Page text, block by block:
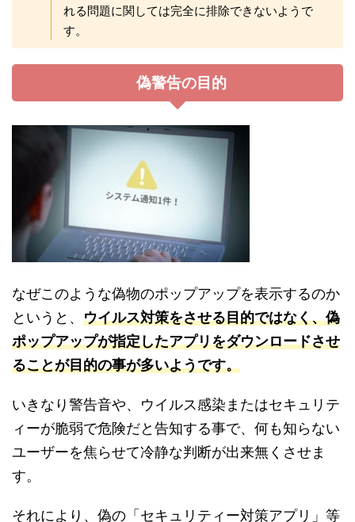
れる問題に関しては完全に排除できないようで
す。
偽警告の目的
なぜこのような偽物のポップアップを表示するのか
というと、 ウイルス対策をさせる目的ではなく、偽
ポップアップが指定したアプリをダウンロードさせ
ることが目的の事が多いようです。
いきなり警告音や、ウイルス感染またはセキュリテ
ィーが脆弱で危険だと告知する事で、何も知らない
ユーザーを焦らせて冷静な判断が出来無くさせま
す。
それにより、偽の「セキュリティー対策アプリ」等